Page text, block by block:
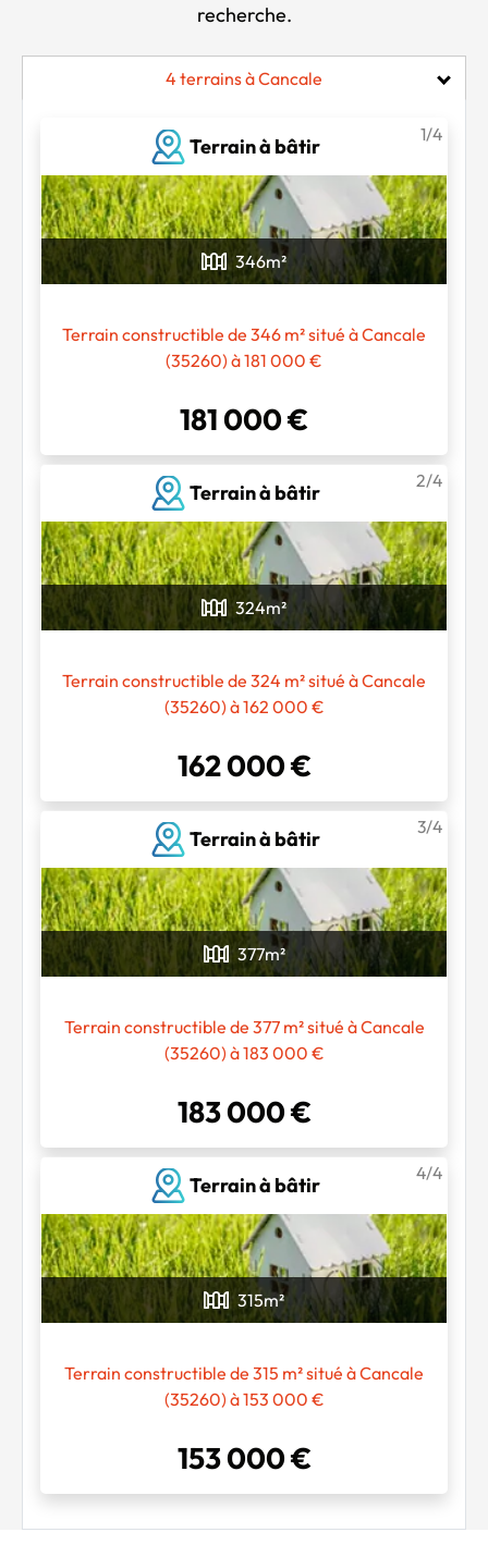
recherche.
Chargement...
4 terrains à Cancale
Terrain à bâtir
1/4
346m²
Terrain constructible de 346 m² situé à Cancale
(35260) à 181 000 €
181 000 €
Terrain à bâtir
2/4
324m²
Terrain constructible de 324 m² situé à Cancale
(35260) à 162 000 €
162 000 €
Terrain à bâtir
3/4
377m²
Terrain constructible de 377 m² situé à Cancale
(35260) à 183 000 €
183 000 €
Terrain à bâtir
4/4
315m²
Terrain constructible de 315 m² situé à Cancale
(35260) à 153 000 €
153 000 €